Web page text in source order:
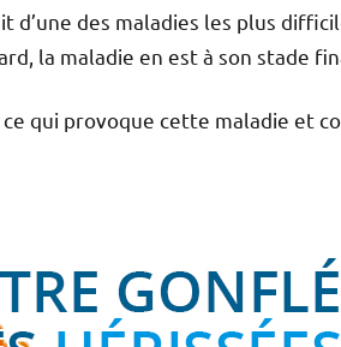
d’une des maladies les plus
la maladie en est à son stade
qui provoque cette maladie et